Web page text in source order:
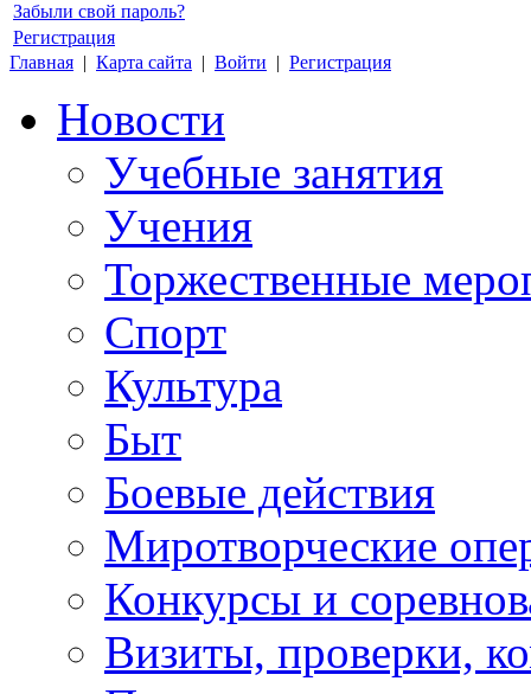
Забыли свой пароль?
Регистрация
Главная | Карта сайта | Войти | Регистрация
Новости
Учебные занятия
Учения
Торжественные
Спорт
Культура
Быт
Боевые действия
Миротворческие
Конкурсы и
Визиты, проверки,